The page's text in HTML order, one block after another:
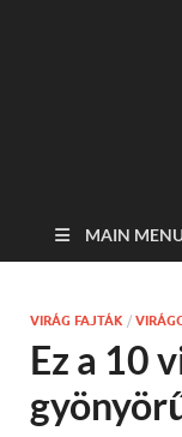
MAIN
VIRÁG FAJTÁK /
Ez a 10